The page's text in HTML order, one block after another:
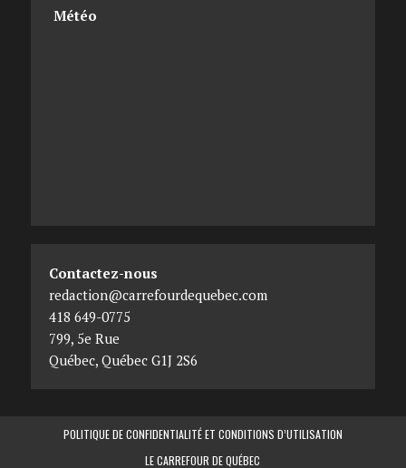
Météo
Contactez-nous
redaction@carrefourdequebec.com
418 649-0775
799, 5e Rue
Québec, Québec G1J 2S6
POLITIQUE DE CONFIDENTIALITÉ ET CONDITIONS D’UTILISATION
LE CARREFOUR DE QUÉBEC